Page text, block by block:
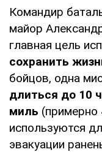
Командир
майор
главная цель
сохранить
бойцов, одна
длиться до 10
миль (примерно
используются
эвакуации